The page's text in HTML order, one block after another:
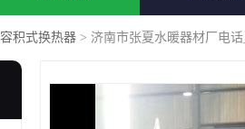
容积式换热器 > 济南市张夏水暖器材厂电